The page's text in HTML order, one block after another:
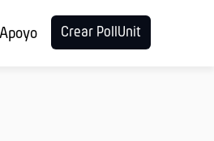
Apoyo Crear PollUnit